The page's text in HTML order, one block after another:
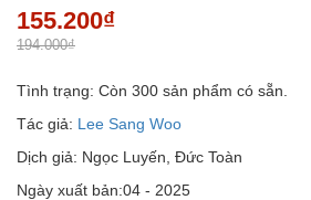
155.200₫
194.000₫
Tình trạng: Còn 300 sản phẩm có sẵn.
Tác giả: Lee Sang Woo
Dịch giả: Ngọc Luyến, Đức Toàn
Ngày xuất bản:04 - 2025